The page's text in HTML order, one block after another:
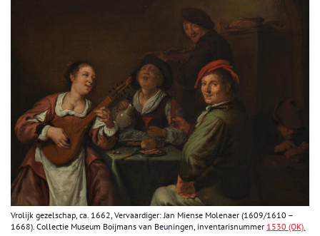
Vrolijk gezelschap, ca. 1662, Vervaardiger: Jan Miense Molenaer (1609/1610 –
1668). Collectie Museum Boijmans van Beuningen, inventarisnummer 1530 (OK).